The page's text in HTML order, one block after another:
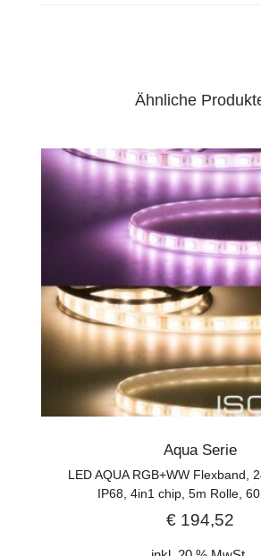
Ähnliche
Aqua Serie
LED AQUA RGB+WW Flexband,
IP68, 4in1 chip, 5m Rolle,
€194,52